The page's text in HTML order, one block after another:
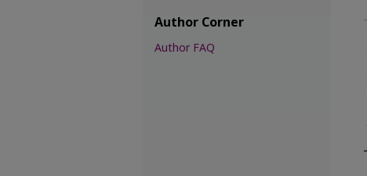
Author Corner
Author FAQ